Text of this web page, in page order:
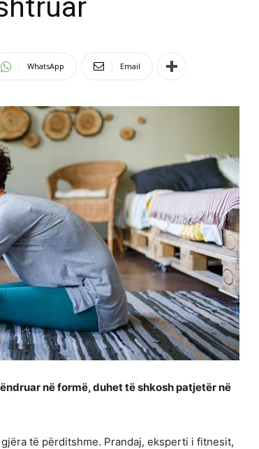
WhatsApp Email
në formë, duhet të shkosh patjetër në
të përditshme. Prandaj, eksperti i fitnesit,